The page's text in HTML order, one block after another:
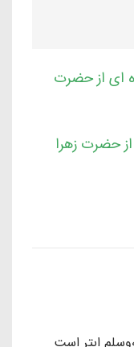
ای از حضرت
از حضرت زهرا
ابتر است